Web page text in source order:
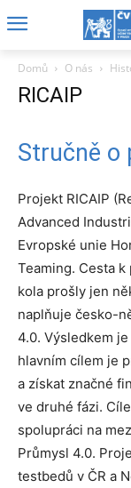
Domů O nás
RICAIP
Stručně o
Projekt RICAIP
Advanced
Evropské unie
Teaming. Cesta
kola prošly jen
naplňuje česko-
4.0. Výsledkem
hlavním cílem je
a získat značné
ve druhé fázi.
spolupráci na
Průmysl 4.0.
testbedů v ČR a